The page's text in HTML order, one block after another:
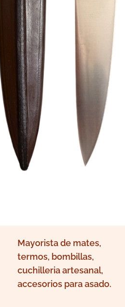
Mayorista de mates,
termos, bombillas,
cuchilleria artesanal,
accesorios para asado.